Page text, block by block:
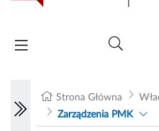
Strona Główna
Zarządzenia PMK